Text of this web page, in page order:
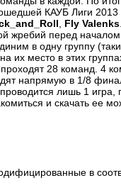
КАУБ Лиги
Fly Valenks
жребий перед
в одну группу
их место в этих
28 команд. 4
напрямую в 1/8
лишь 1
и скачать ее
в